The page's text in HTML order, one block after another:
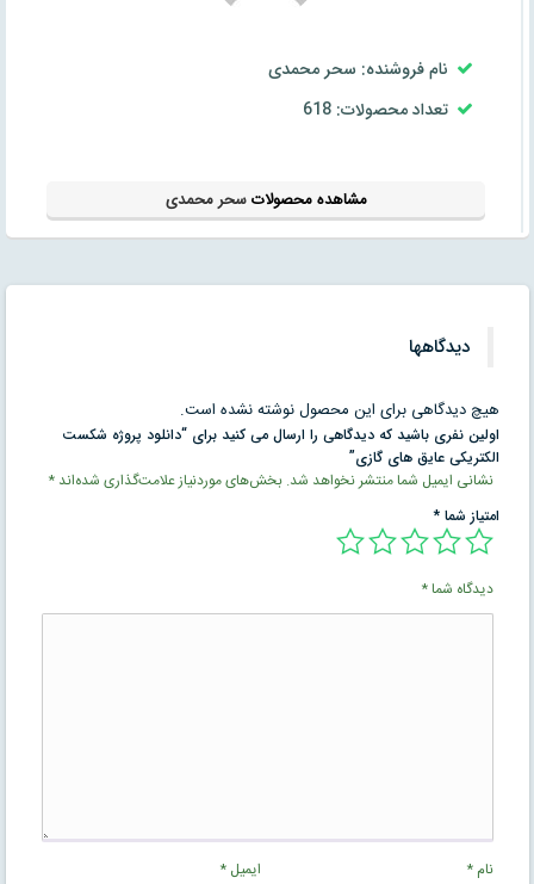
نام فروشنده: سحر محمدی
تعداد محصولات: 618
مشاهده محصولاتسحر محمدی
دیدگاهها
هیچ دیدگاهی برای این محصول نوشته نشده است.
اولین نفری باشید که دیدگاهی را ارسال می کنید برای “دانلود پروژه شکست
الکتریکی عایق های گازی”
نشانی ایمیل شما منتشر نخواهد شد. بخش‌های موردنیاز علامت‌گذاری شده‌اند*
امتیاز شما*
دیدگاه شما*
نام* ایمیل*